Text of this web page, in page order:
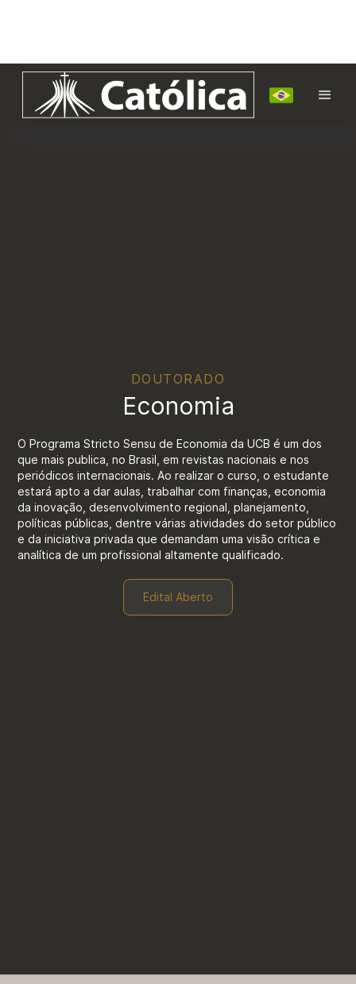
DOUTORADO
Economia
O Programa Stricto Sensu de Economia da UCB é um dos
que mais publica, no Brasil, em revistas nacionais e nos
periódicos internacionais. Ao realizar o curso, o estudante
estará apto a dar aulas, trabalhar com finanças, economia
da inovação, desenvolvimento regional, planejamento,
políticas públicas, dentre várias atividades do setor público
e da iniciativa privada que demandam uma visão crítica e
analítica de um profissional altamente qualificado.
Edital Aberto